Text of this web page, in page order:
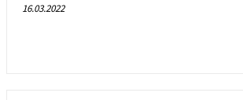
16.03.2022